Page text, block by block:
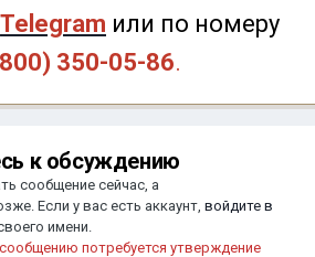
Telegram или по номеру
350-05-86.
к обсуждению
сообщение сейчас, а
Если у вас есть аккаунт, войдите в
имени.
потребуется утверждение